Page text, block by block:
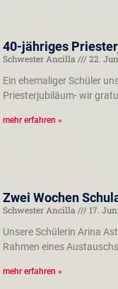
40-jähriges
Schwester Ancilla
22.
Ein ehemaliger Schüler
Priesterjubiläum- wir
mehr erfahren »
Zwei Wochen
Schwester Ancilla
17.
Unsere Schülerin Arina
Rahmen eines
mehr erfahren »